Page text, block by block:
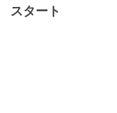
スタート